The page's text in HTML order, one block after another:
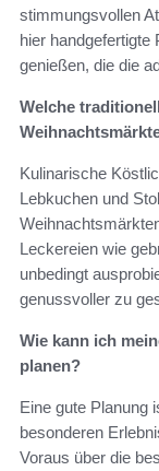
stimmungsvollen
hier handgefertigte
genießen, die die
Welche
Kulinarische
Lebkuchen und
Leckereien wie
unbedingt
genussvoller zu
Wie kann ich
planen?
Eine gute Planung
besonderen
Voraus über die